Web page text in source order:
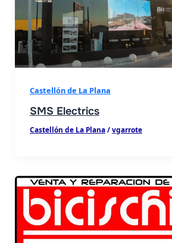
Castellón de La Plana
SMS Electrics
Castellón de La Plana/vgarrote